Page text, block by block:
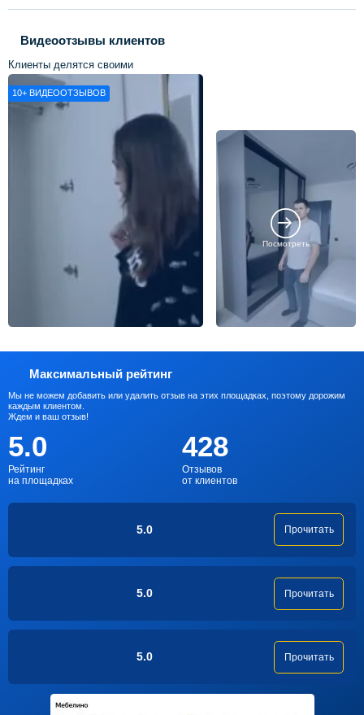
Видеоотзывы клиентов
Клиенты делятся своими
впечатлениями о нашей работе
10+ ВИДЕООТЗЫВОВ
Посмотреть
Максимальный рейтинг
Мы не можем добавить или удалить отзыв на этих площадках, поэтому дорожим
каждым клиентом.
Ждем и ваш отзыв!
5.0
Рейтинг
на площадках
428
Отзывов
от клиентов
5.0 Прочитать
5.0 Прочитать
5.0 Прочитать